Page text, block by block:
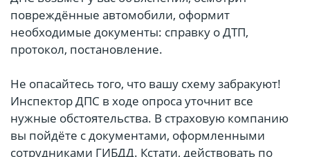
повреждённые автомобили, оформит
необходимые документы: справку о ДТП,
протокол, постановление.
Не опасайтесь того, что вашу схему забракуют!
Инспектор ДПС в ходе опроса уточнит все
нужные обстоятельства. В страховую компанию
вы пойдёте с документами, оформленными
сотрудниками ГИБДД. Кстати, действовать по